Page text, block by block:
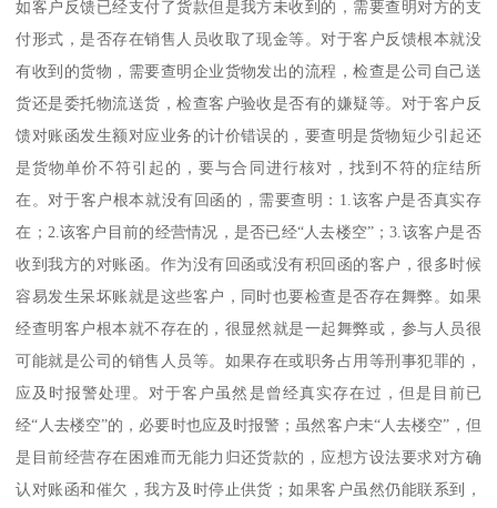
如客户反馈已经支付了货款但是我方未收到的，需要查明对方的支
付形式，是否存在销售人员收取了现金等。对于客户反馈根本就没
有收到的货物，需要查明企业货物发出的流程，检查是公司自己送
货还是委托物流送货，检查客户验收是否有的嫌疑等。对于客户反
馈对账函发生额对应业务的计价错误的，要查明是货物短少引起还
是货物单价不符引起的，要与合同进行核对，找到不符的症结所
在。对于客户根本就没有回函的，需要查明：1.该客户是否真实存
在；2.该客户目前的经营情况，是否已经“人去楼空”；3.该客户是否
收到我方的对账函。作为没有回函或没有积回函的客户，很多时候
容易发生呆坏账就是这些客户，同时也要检查是否存在舞弊。如果
经查明客户根本就不存在的，很显然就是一起舞弊或，参与人员很
可能就是公司的销售人员等。如果存在或职务占用等刑事犯罪的，
应及时报警处理。对于客户虽然是曾经真实存在过，但是目前已
经“人去楼空”的，必要时也应及时报警；虽然客户未“人去楼空”，但
是目前经营存在困难而无能力归还货款的，应想方设法要求对方确
认对账函和催欠，我方及时停止供货；如果客户虽然仍能联系到，